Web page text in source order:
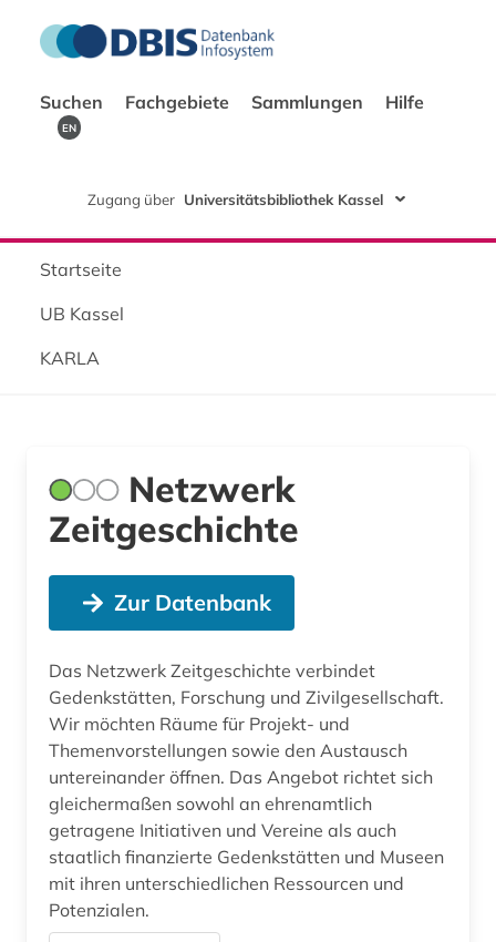
Suchen Fachgebiete Sammlungen Hilfe
EN
Zugang über Universitätsbibliothek Kassel
Startseite
UB Kassel
KARLA
Netzwerk
Zeitgeschichte
Zur Datenbank
Das Netzwerk Zeitgeschichte verbindet
Gedenkstätten, Forschung und Zivilgesellschaft.
Wir möchten Räume für Projekt- und
Themenvorstellungen sowie den Austausch
untereinander öffnen. Das Angebot richtet sich
gleichermaßen sowohl an ehrenamtlich
getragene Initiativen und Vereine als auch
staatlich finanzierte Gedenkstätten und Museen
mit ihren unterschiedlichen Ressourcen und
Potenzialen.